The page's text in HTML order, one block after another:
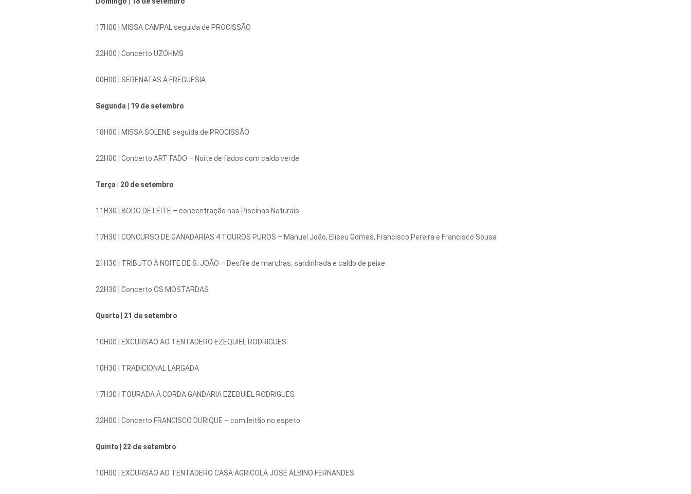
17H00 | MISSA CAMPAL seguida de PROCISSÃO
22H00 |Concerto UZOHMS
00H00 | SERENATAS À FREGUESIA
Segunda | 19 de setembro
18H00 | MISSA SOLENE seguida de PROCISSÃO
22H00 |Concerto ART´FADO – Noite de fados com caldo verde
Terça | 20 de setembro
11H30 | BODO DE LEITE – concentração nas Piscinas Naturais
17H30 |CONCURSO DE GANADARIAS 4 TOUROS PUROS – Manuel João, Eliseu Gomes, Francisco Pereira e Francisco Sousa
21H30 | TRIBUTO À NOITE DE S. JOÃO – Desfile de marchas, sardinhada e caldo de peixe
22H30 |Concerto OS MOSTARDAS
Quarta | 21 de setembro
10H00 | EXCURSÃO AO TENTADERO EZEQUIEL RODRIGUES
10H30 | TRADICIONAL LARGADA
17H30 | TOURADA À CORDA GANDARIA EZEBUIEL RODRIGUES
22H00 |Concerto FRANCISCO DURIQUE – com leitão no espeto
Quinta | 22 de setembro
10H00 | EXCURSÃO AO TENTADERO CASA AGRICOLA JOSÉ ALBINO FERNANDES